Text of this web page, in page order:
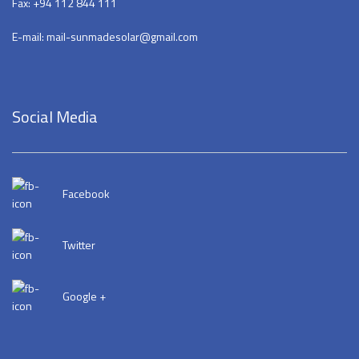
E-mail: mail-sunmadesolar@gmail.com
Social Media
Facebook
Twitter
Google +